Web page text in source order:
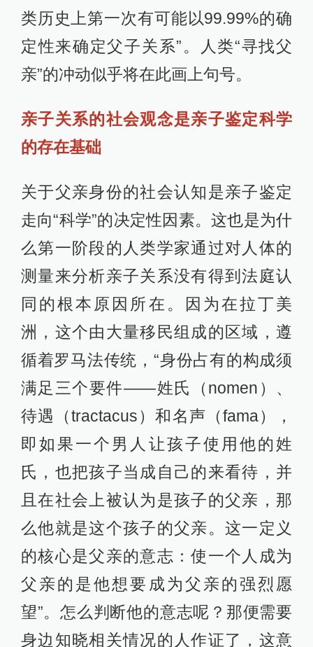
类历史上第一次有可能以99.99%的确
定性来确定父子关系”。人类“寻找父
亲”的冲动似乎将在此画上句号。
亲子关系的社会观念是亲子鉴定科学
的存在基础
关于父亲身份的社会认知是亲子鉴定
走向“科学”的决定性因素。这也是为什
么第一阶段的人类学家通过对人体的
测量来分析亲子关系没有得到法庭认
同的根本原因所在。因为在拉丁美
洲，这个由大量移民组成的区域，遵
循着罗马法传统，“身份占有的构成须
满足三个要件——姓氏（nomen）、
待遇（tractacus）和名声（fama），
即如果一个男人让孩子使用他的姓
氏，也把孩子当成自己的来看待，并
且在社会上被认为是孩子的父亲，那
么他就是这个孩子的父亲。这一定义
的核心是父亲的意志：使一个人成为
父亲的是他想要成为父亲的强烈愿
望”。怎么判断他的意志呢？那便需要
身边知晓相关情况的人作证了，这意